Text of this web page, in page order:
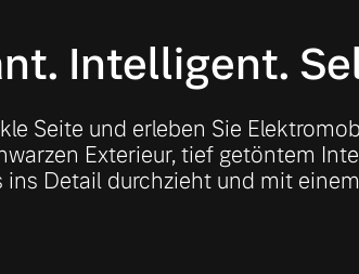
Intelligent.
Seite und erleben Sie
Exterieur, tief getöntem
Detail durchzieht und mit